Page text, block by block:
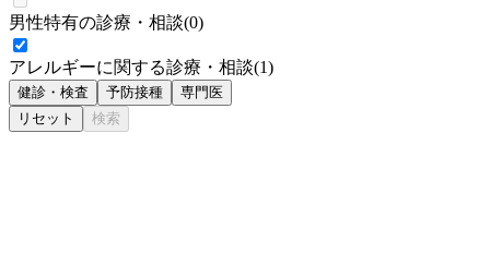
男性特有の診療・相談(0)
アレルギーに関する診療・相談(1)
健診・検査 予防接種
専門医
リセット
検索